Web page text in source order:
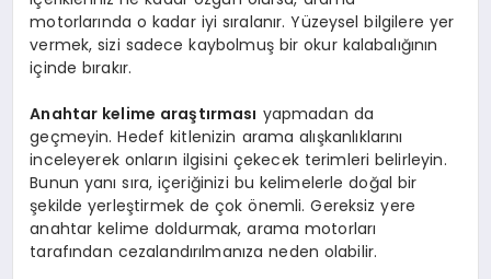
motorlarında o kadar iyi sıralanır. Yüzeysel bilgilere yer
vermek, sizi sadece kaybolmuş bir okur kalabalığının
içinde bırakır.
Anahtar kelime araştırması yapmadan da
geçmeyin. Hedef kitlenizin arama alışkanlıklarını
inceleyerek onların ilgisini çekecek terimleri belirleyin.
Bunun yanı sıra, içeriğinizi bu kelimelerle doğal bir
şekilde yerleştirmek de çok önemli. Gereksiz yere
anahtar kelime doldurmak, arama motorları
tarafından cezalandırılmanıza neden olabilir.